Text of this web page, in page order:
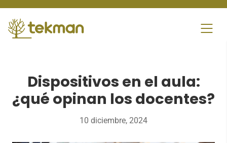
content
Dispositivos en el aula:
¿qué opinan los docentes?
10 diciembre, 2024